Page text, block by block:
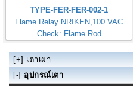
TYPE-FER-FER-002-1
Flame Relay NRIKEN,100 VAC
Check: Flame Rod
[+] เตาเผา
[-] อุปกรณ์เตา